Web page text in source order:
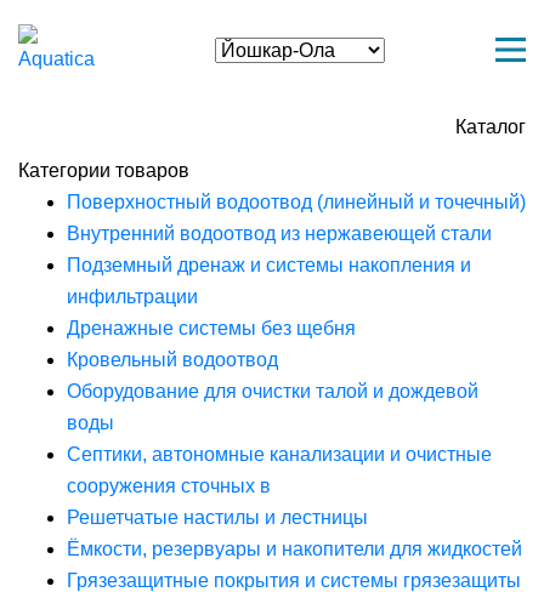
Каталог
Категории товаров
Поверхностный водоотвод (линейный и точечный)
Внутренний водоотвод из нержавеющей стали
Подземный дренаж и системы накопления и
инфильтрации
Дренажные системы без щебня
Кровельный водоотвод
Оборудование для очистки талой и дождевой
воды
Септики, автономные канализации и очистные
сооружения сточных в
Решетчатые настилы и лестницы
Ёмкости, резервуары и накопители для жидкостей
Грязезащитные покрытия и системы грязезащиты